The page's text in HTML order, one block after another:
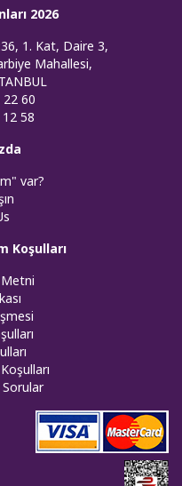
2026
1. Kat, Daire 3,
Mahallesi,
22 60
58
var?
Koşulları
Sorular